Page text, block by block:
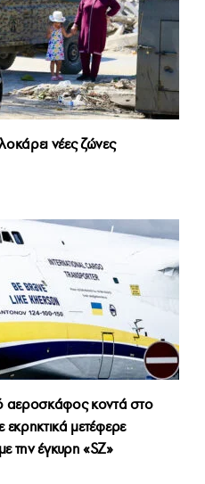
νέες ζώνες
αεροσκάφος κοντά στο
μετέφερε
την έγκυρη «SZ»